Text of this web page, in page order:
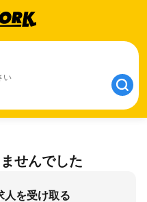
い
せんでした
人を受け取る